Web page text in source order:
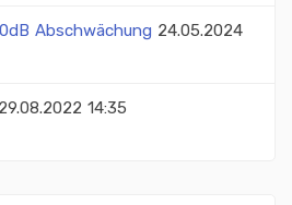
Abschwächung 24.05.2024
29.08.2022 14:35